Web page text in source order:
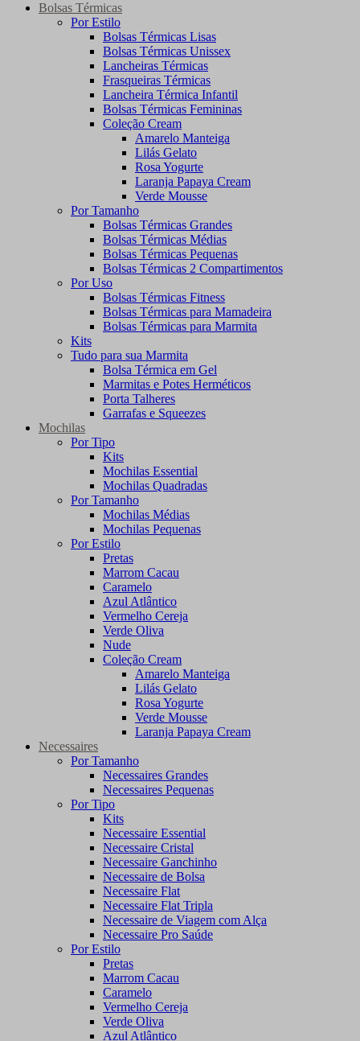
Bolsas Térmicas
Por Estilo
Bolsas Térmicas Lisas
Bolsas Térmicas Unissex
Lancheiras Térmicas
Frasqueiras Térmicas
Lancheira Térmica Infantil
Bolsas Térmicas Femininas
Coleção Cream
Amarelo Manteiga
Lilás Gelato
Rosa Yogurte
Laranja Papaya Cream
Verde Mousse
Por Tamanho
Bolsas Térmicas Grandes
Bolsas Térmicas Médias
Bolsas Térmicas Pequenas
Bolsas Térmicas 2 Compartimentos
Por Uso
Bolsas Térmicas Fitness
Bolsas Térmicas para Mamadeira
Bolsas Térmicas para Marmita
Kits
Tudo para sua Marmita
Bolsa Térmica em Gel
Marmitas e Potes Herméticos
Porta Talheres
Garrafas e Squeezes
Mochilas
Por Tipo
Kits
Mochilas Essential
Mochilas Quadradas
Por Tamanho
Mochilas Médias
Mochilas Pequenas
Por Estilo
Pretas
Marrom Cacau
Caramelo
Azul Atlântico
Vermelho Cereja
Verde Oliva
Nude
Coleção Cream
Amarelo Manteiga
Lilás Gelato
Rosa Yogurte
Verde Mousse
Laranja Papaya Cream
Necessaires
Por Tamanho
Necessaires Grandes
Necessaires Pequenas
Por Tipo
Kits
Necessaire Essential
Necessaire Cristal
Necessaire Ganchinho
Necessaire de Bolsa
Necessaire Flat
Necessaire Flat Tripla
Necessaire de Viagem com Alça
Necessaire Pro Saúde
Por Estilo
Pretas
Marrom Cacau
Caramelo
Vermelho Cereja
Verde Oliva
Azul Atlântico